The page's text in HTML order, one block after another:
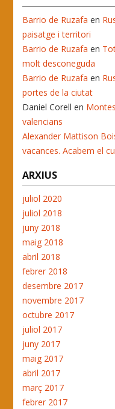
Barrio de Ruzafa en
paisatge i territori
Barrio de Ruzafa en
molt desconeguda
Barrio de Ruzafa en
portes de la ciutat
Daniel Corell en
valencians
Alexander Mattison
vacances. Acabem el
ARXIUS
juliol 2020
juliol 2018
juny 2018
maig 2018
abril 2018
febrer 2018
desembre 2017
novembre 2017
octubre 2017
juliol 2017
juny 2017
maig 2017
abril 2017
març 2017
febrer 2017